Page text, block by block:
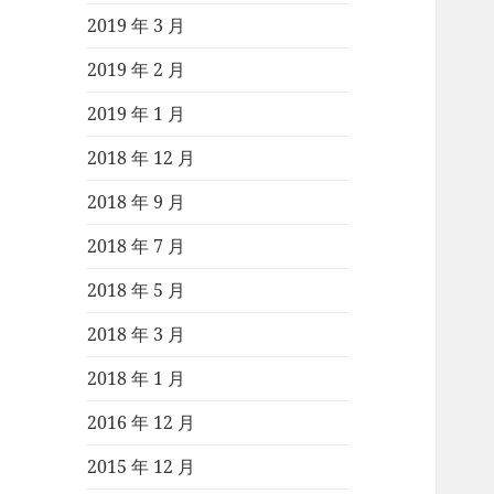
2019 年 3 月
2019 年 2 月
2019 年 1 月
2018 年 12 月
2018 年 9 月
2018 年 7 月
2018 年 5 月
2018 年 3 月
2018 年 1 月
2016 年 12 月
2015 年 12 月